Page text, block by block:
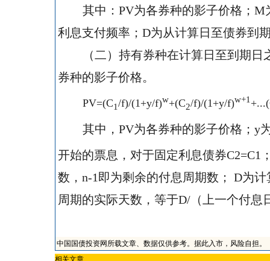
其中： PV为各券种的影子价格； M
利息支付频率； D为从计算日至债券到
（二）持有券种在计算日至到期
券种的影子价格。
PV=(C1/f)/(1+y/f)w+(C2/f)/(1+y/f)w+1
其中， PV为各券种的影子价格； y
开始的票息，对于固定利息债券C2=C1
数， n-1即为剩余的付息周期数； D为计
周期的实际天数，等于D/（上一个付息
中国国债投资网所载文章、数据仅供参考。据此入市，风险自担。
相关文章